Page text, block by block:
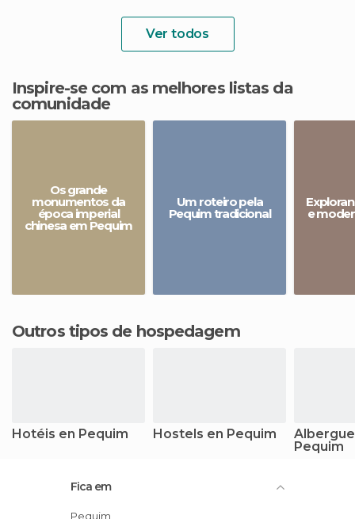
Ver todos
Inspire-se com as melhores listas da
comunidade
Os grande
monumentos da
época imperial
chinesa em Pequim
Um roteiro pela
Pequim tradicional e
Outros tipos de hospedagem
Hotéis en Pequim Hostels en Pequim
Pequim
Fica em
Pequim